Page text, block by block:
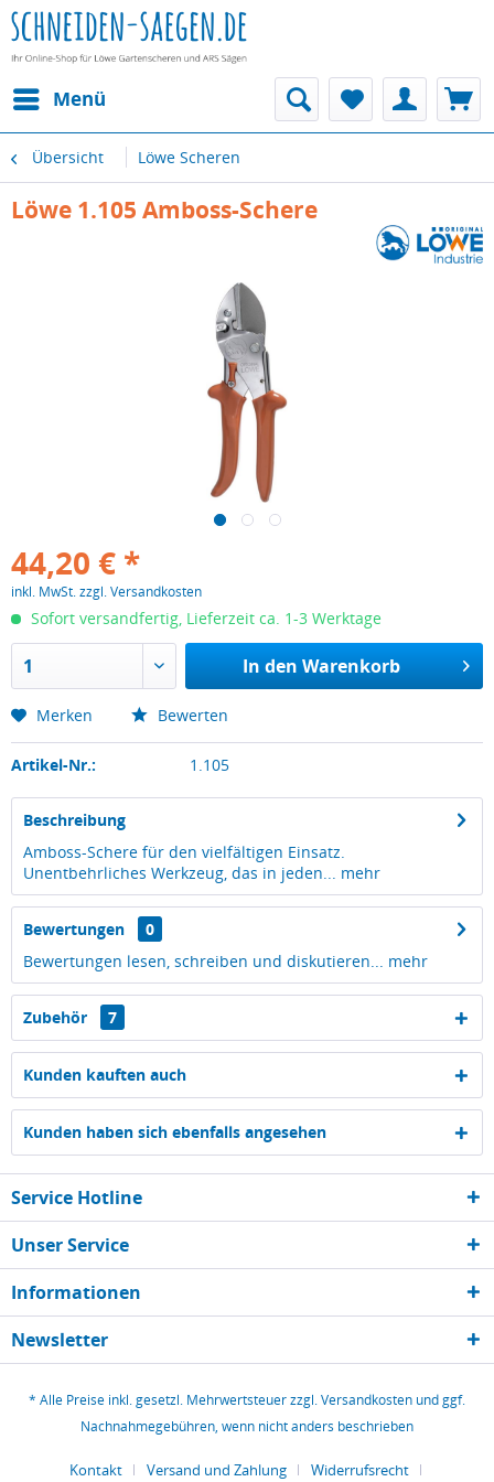
Menü
Übersicht Löwe Scheren
Löwe 1.105 Amboss-Schere
44,20 € *
inkl. MwSt.zzgl. Versandkosten
Sofort versandfertig, Lieferzeit ca. 1-3 Werktage
In den Warenkorb
Merken Bewerten
Artikel-Nr.: 1.105
Beschreibung
Amboss-Schere für den vielfältigen Einsatz.
Unentbehrliches Werkzeug, das in jeden... mehr
Bewertungen
0
Bewertungen lesen, schreiben und diskutieren... mehr
Zubehör 7
Kunden kauften auch
Kunden haben sich ebenfalls angesehen
Service Hotline
Unser Service
Informationen
Newsletter
* Alle Preise inkl. gesetzl. Mehrwertsteuer zzgl.Versandkosten und ggf.
Nachnahmegebühren, wenn nicht anders beschrieben
Kontakt Versand und Zahlung Widerrufsrecht